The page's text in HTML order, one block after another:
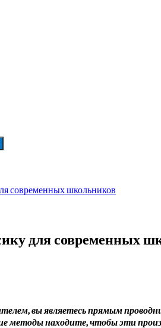
современных школьников
для современных
вы являетесь прямым
методы находите, чтобы эти